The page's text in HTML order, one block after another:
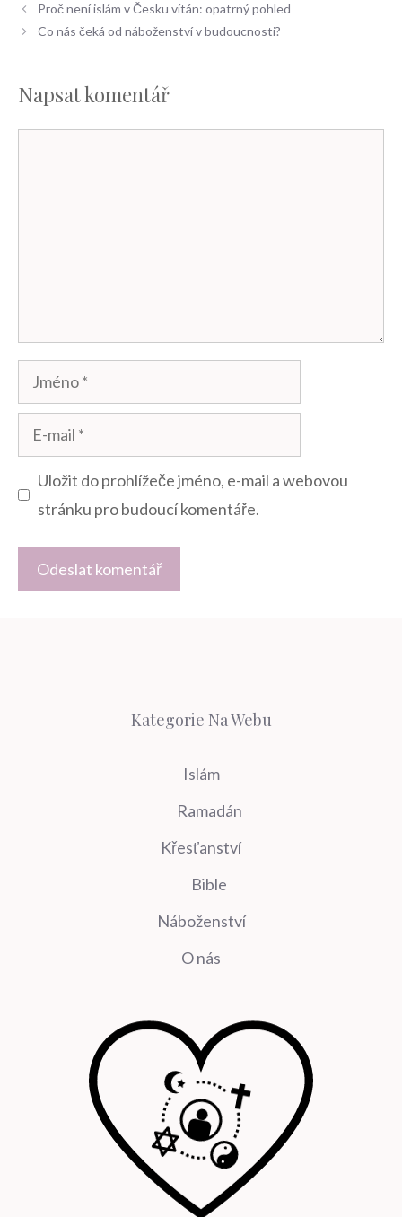
Proč není islám v Česku vítán: opatrný pohled
Co nás čeká od náboženství v budoucnosti?
Napsat komentář
Jméno
mail
Uložit do prohlížeče jméno, e-mail a webovou
stránku pro budoucí komentáře.
Kategorie Na Webu
Islám
Ramadán
Křesťanství
Bible
Náboženství
O nás